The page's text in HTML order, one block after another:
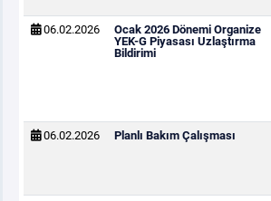
06.02.2026
Ocak 2026 Dönemi Organize
YEK-G Piyasası Uzlaştırma
Bildirimi
06.02.2026 Planlı Bakım Çalışması